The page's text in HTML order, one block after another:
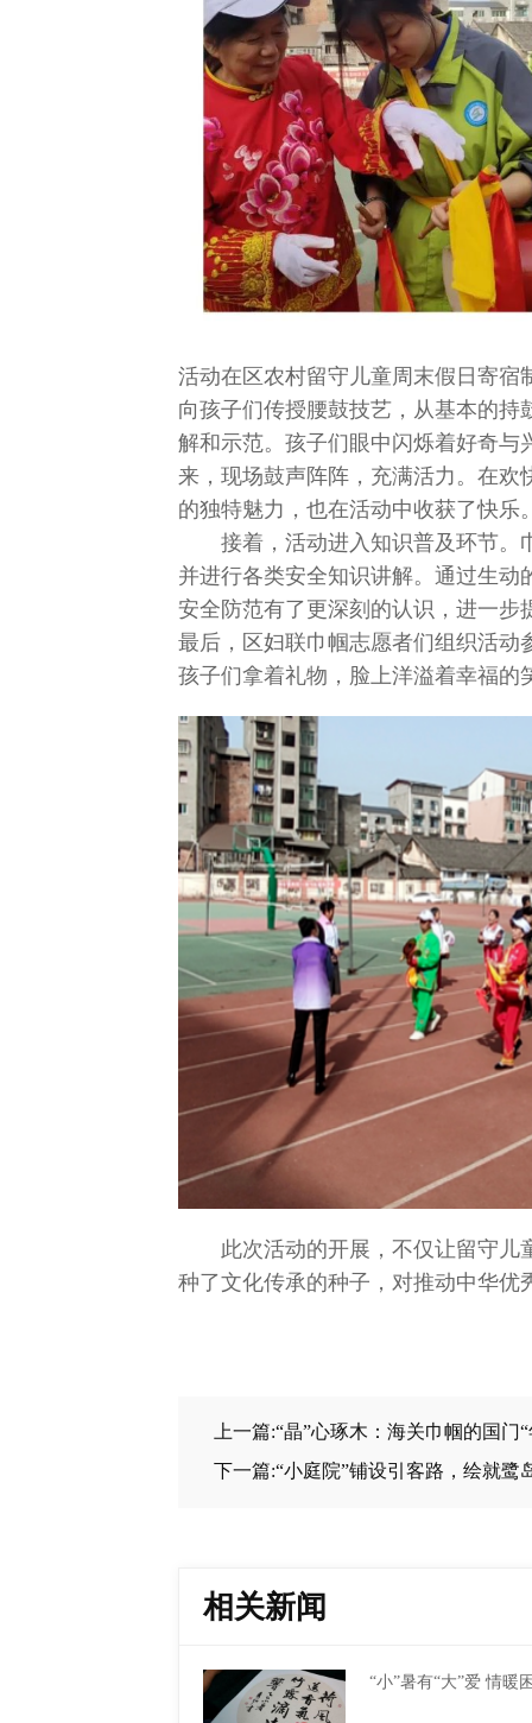
活动在区农村留守儿童周末假日寄
向孩子们传授腰鼓技艺，从基本的
解和示范。孩子们眼中闪烁着好奇
来，现场鼓声阵阵，充满活力。在
的独特魅力，也在活动中收获了快乐
接着，活动进入知识普及环节。
并进行各类安全知识讲解。通过生
安全防范有了更深刻的认识，进一
最后，区妇联巾帼志愿者们组织活
孩子们拿着礼物，脸上洋溢着幸福的
此次活动的开展，不仅让留守儿
种了文化传承的种子，对推动中华
上一篇:“晶”心琢木：海关巾帼的国门
下一篇:“小庭院”铺设引客路，绘就鹭
相关新闻
“小”暑有“大”爱 情暖